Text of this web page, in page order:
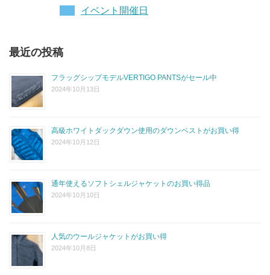
イベント開催日
最近の投稿
フラッグシップモデルVERTIGO PANTSがセール中
2024年10月13日
高級ホワイトダックダウン使用のダウンベストがお買い得
2024年10月12日
通年使えるソフトシェルジャケットのお買い得品
2024年10月10日
人気のウールジャケットがお買い得
2024年10月8日